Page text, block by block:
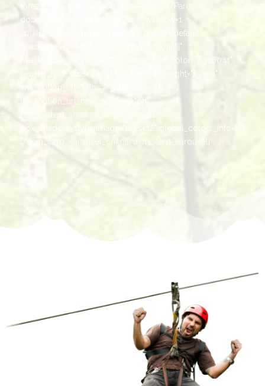
forez.fr/wp-content/uploads/2021/04/Parcous-
dobstacles.jpg" button_url_new_window=1
_builder_version=4.16 _module_preset="default"
header_level="h3" header_font="|700||on|||||"
header_text_align="center" header_text_color="#316041"
header_font_size="24px" header_line_height="1.2em"
link_option_url="https://gameoforez.fr/"
link_option_url_new_window="on"
header_text_shadow_style="preset1"
box_shadow_style_image="preset2" global_colors_info="{}"]
[/dsm_card_carousel_child][/dsm_card_carousel]